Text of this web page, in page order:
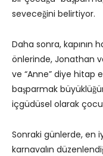
seveceğini belirtiyor.
Daha sonra, kapının
önlerinde, Jonathan
ve “Anne” diye hitap
başparmak
içgüdüsel olarak
Sonraki günlerde, en
karnavalın